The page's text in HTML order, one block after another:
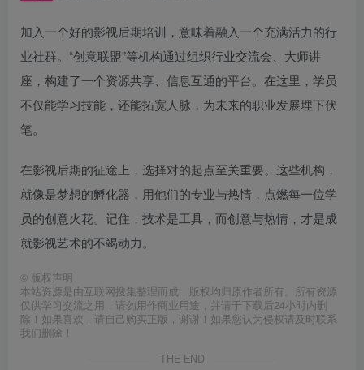
加入一个好的影视后期培训，意味着融入一个充满活力的行
业社群。“创意联盟”等机构通过组织行业交流会、大师讲
座，构建了一个资源共享、信息互通的平台。在这里，学员
不仅能学习技能，还能拓宽人脉，为未来的职业发展埋下伏
笔。
在影视后期的征途上，选择对的起点至关重要。这些机构，
就像是梦想的孵化器，用他们的专业与热情，点燃每一位学
员的创意火花。记住，技术是工具，而创意与热情，才是成
就影视艺术的不竭动力。
© 版权声明
本站资源是由互联网搜集整理而成，版权均归原作者所有。所有资源
仅供学习交流之用，请勿用作商业用途，并请于下载后24小时内删
除！如果喜欢，请自己购买正版，谢谢！如果您认为侵权请及时联系
我们删除！
THE END